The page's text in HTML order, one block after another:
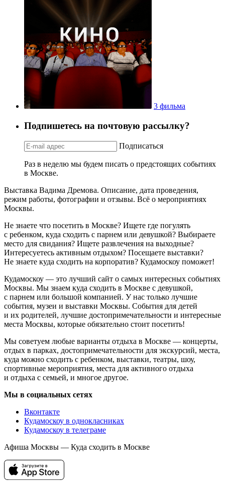
3 фильма
Подпишетесь на почтовую рассылку?
Подписаться
Раз в неделю мы будем писать о предстоящих событиях
в Москве.
Выставка Вадима Дремова. Описание, дата проведения,
режим работы, фотографии и отзывы. Всё о мероприятиях
Москвы.
Не знаете что посетить в Москве? Ищете где погулять
с ребенком, куда сходить с парнем или девушкой? Выбираете
место для свидания? Ищете развлечения на выходные?
Интересуетесь активным отдыхом? Посещаете выставки?
Не знаете куда сходить на корпоратив? Кудамоскоу поможет!
Кудамоскоу — это лучший сайт о самых интересных событиях
Москвы. Мы знаем куда сходить в Москве с девушкой,
с парнем или большой компанией. У нас только лучшие
события, музеи и выставки Москвы. События для детей
и их родителей, лучшие достопримечательности и интересные
места Москвы, которые обязательно стоит посетить!
Мы советуем любые варианты отдыха в Москве — концерты,
отдых в парках, достопримечательности для экскурсий, места,
куда можно сходить с ребенком, выставки, театры, шоу,
спортивные мероприятия, места для активного отдыха
и отдыха с семьей, и многое другое.
Мы в социальных сетях
Вконтакте
Кудамоскоу в однокласниках
Кудамоскоу в телеграме
Афиша Москвы — Куда сходить в Москве